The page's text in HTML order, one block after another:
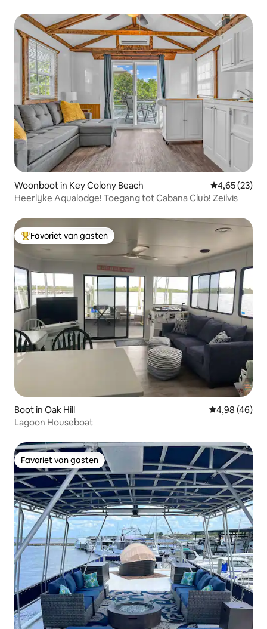
Woonboot in Key Colony Beach Gemiddelde
4,65 (23)
Heerlijke Aqualodge! Toegang tot Cabana Club! Zeilvis
Topfavoriet van gasten
Favoriet van gasten
Boot in Oak Hill Gemiddelde
4,98 (46)
Lagoon Houseboat
Favoriet van gasten
Favoriet van gasten